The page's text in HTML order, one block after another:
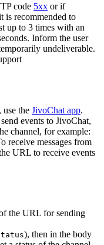
code 5xx or if
is recommended to
up to 3 times with an
Inform the user
undeliverable.
use the JivoChat app.
events to JivoChat,
channel, for example:
receive messages from
URL to receive events
the URL for sending
), then in the body